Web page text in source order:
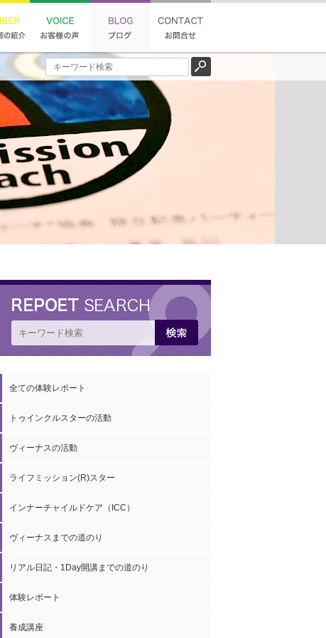
全ての体験レポート
トゥインクルスターの活動
ヴィーナスの活動
ライフミッション(R)スター
インナーチャイルドケア（ICC）
ヴィーナスまでの道のり
リアル日記・1Day開講までの道のり
体験レポート
養成講座